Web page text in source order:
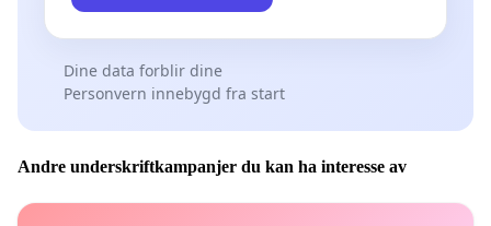
Dine data forblir dine
Personvern innebygd fra start
Andre underskriftkampanjer du kan ha interesse av